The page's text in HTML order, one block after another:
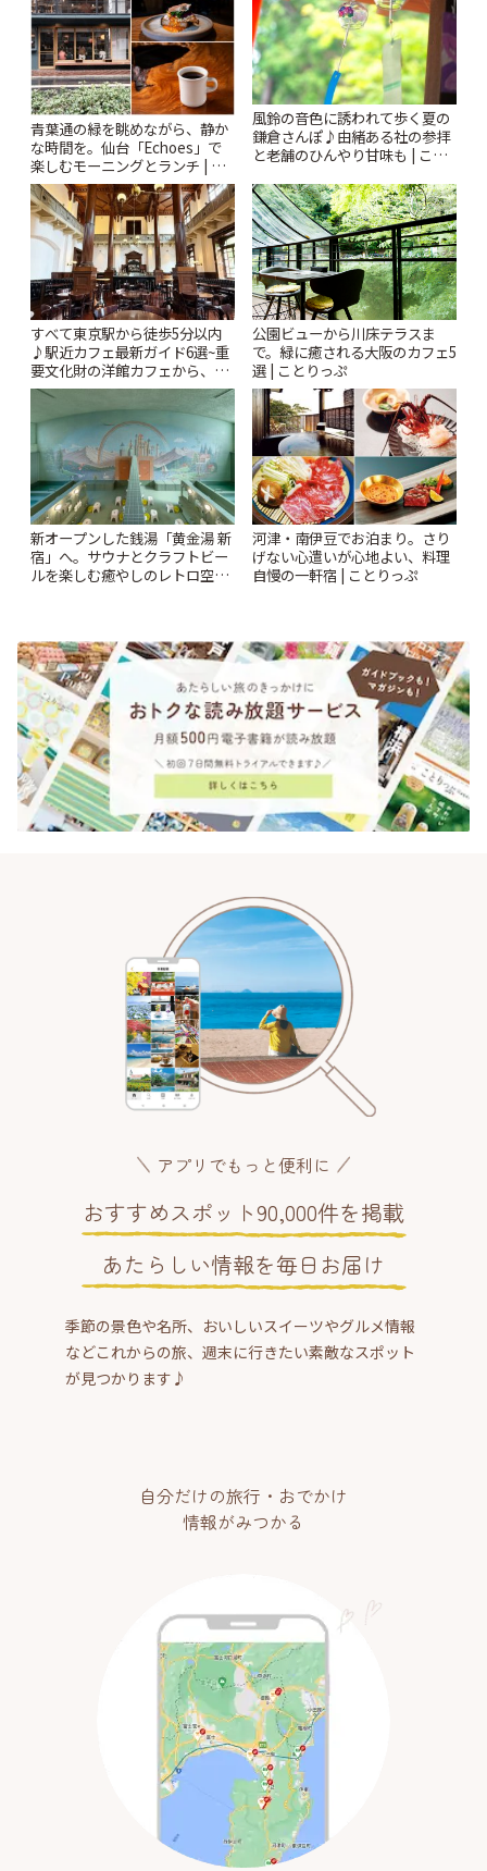
青葉通の緑を眺めながら、静か
な時間を。仙台「Echoes」で
楽しむモーニングとランチ | こ
とりっぷ
風鈴の音色に誘われて歩く夏の
鎌倉さんぽ♪由緒ある社の参拝
と老舗のひんやり甘味も | こと
すべて東京駅から徒歩5分以内
♪駅近カフェ最新ガイド6選~重
要文化財の洋館カフェから、改
札すぐのレトロ喫茶まで~ | こと
公園ビューから川床テラスま
で。緑に癒される大阪のカフェ5
選 | ことりっぷ
新オープンした銭湯「黄金湯 新
宿」へ。サウナとクラフトビー
ルを楽しむ癒やしのレトロ空間
河津・南伊豆でお泊まり。さり
げない心遣いが心地よい、料理
自慢の一軒宿 | ことりっぷ
アプリでもっと便利に
おすすめスポット90,000件を掲載
あたらしい情報を毎日お届け
季節の景色や名所、おいしいスイーツやグルメ情報
などこれからの旅、週末に行きたい素敵なスポット
が見つかります♪
自分だけの旅行・おでかけ
情報がみつかる